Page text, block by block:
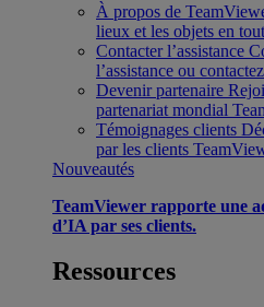
À propos de
lieux et les objets en
Contacter l’assistance
l’assistance ou
Devenir partenaire
partenariat mondial
Témoignages clients
par les clients
Nouveautés
TeamViewer rapporte une
d’IA par ses clients.
Ressources